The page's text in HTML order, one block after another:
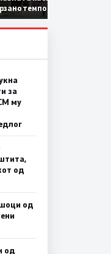
забрзано темпо
за
му
од
од
од